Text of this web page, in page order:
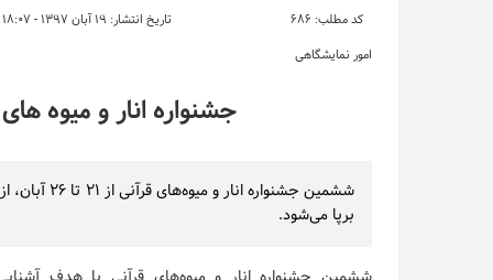
حجت‌الاسلام حاج علی‌اکبری؛ خطیب این هفته
گزارش تصویری| مراسم نماز بر پیکر امام شهید
گزارش تصویری| مراسم بزرگداشت آقای شهید ایران
کد مطلب: 686 تاریخ انتشار: ۱۹ آبان ۱۳۹۷ - ۱۸:۰۷
امور نمایشگاهی
جشنواره انار و میوه
برپا می‌شود.